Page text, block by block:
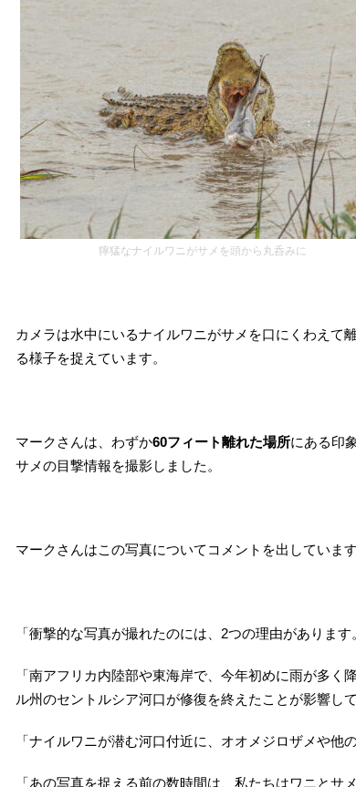
獰猛なナイルワニがサメを頭から丸呑みに
カメラは水中にいるナイルワニがサメを口にくわえて
る様子を捉えています。
マークさんは、わずか60フィート離れた場所にある印
サメの目撃情報を撮影しました。
マークさんはこの写真についてコメントを出しています
「衝撃的な写真が撮れたのには、2つの理由があります
「南アフリカ内陸部や東海岸で、今年初めに雨が多く
ル州のセントルシア河口が修復を終えたことが影響し
「ナイルワニが潜む河口付近に、オオメジロザメや他
「あの写真を捉える前の数時間は、私たちはワニとサ